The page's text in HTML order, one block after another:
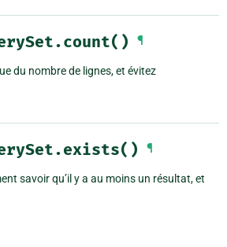
¶
du nombre de lignes, et évitez
¶
savoir qu’il y a au moins un résultat, et